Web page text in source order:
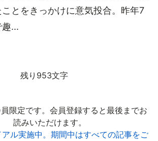
とをきっかけに意気投合。昨年7
趣...
残り953文字
限定です。会員登録すると最後までお
読みいただけます。
ル実施中。期間中はすべての記事をご